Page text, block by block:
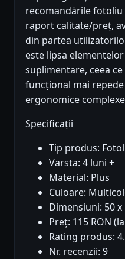
recomandările fotoliu
raport calitate/preț,
din partea
este lipsa
suplimentare, ceea
funcțional mai
ergonomice
Specificații
Tip produs:
Varsta: 4 luni +
Material: Plus
Culoare:
Dimensiuni: 50 x
Preț: 115 RON
Rating produs:
Nr. recenzii: 9